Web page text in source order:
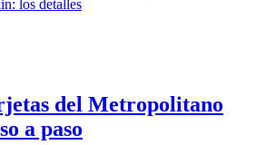
del Metropolitano
a paso